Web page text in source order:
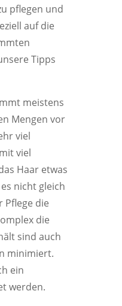
pflegen und
auf die
Tipps
meistens
Mengen vor
viel
viel
Haar etwas
nicht gleich
Pflege die
die
sind auch
minimiert.
ein
werden.